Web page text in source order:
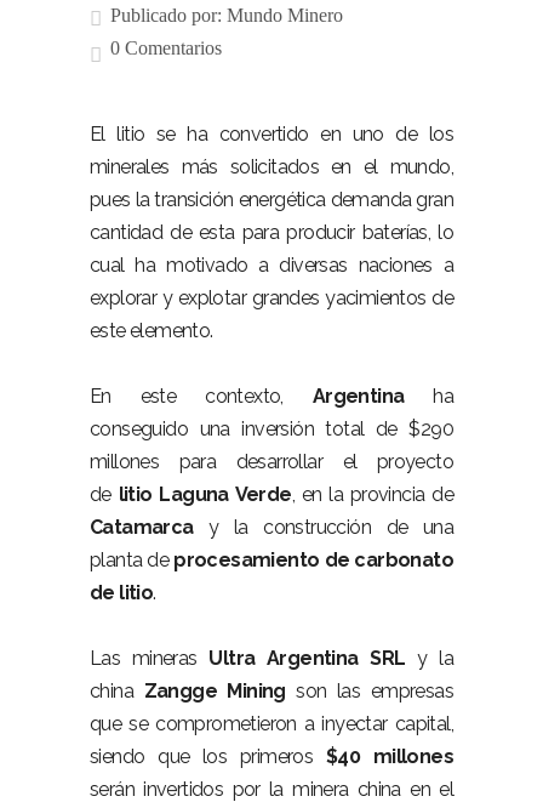
Publicado por: Mundo Minero
0 Comentarios
El litio se ha convertido en uno de los
minerales más solicitados en el mundo,
pues la transición energética demanda gran
cantidad de esta para producir baterías, lo
cual ha motivado a diversas naciones a
explorar y explotar grandes yacimientos de
este elemento.
En este contexto, Argentinaha
conseguido una inversión total de $290
millones para desarrollar el proyecto
de litio Laguna Verde, en la provincia de
Catamarcay la construcción de una
planta de procesamiento de carbonato
de litio.
Las mineras Ultra Argentina SRL y la
china Zangge Mining son las empresas
que se comprometieron a inyectar capital,
siendo que los primeros $40 millones
serán invertidos por la minera china en el